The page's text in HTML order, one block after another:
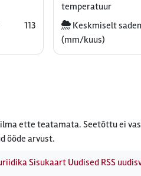
113
temperatuur
Keskmiselt
(mm/kuus)
ette teatamata. Seetõttu ei
ööde arvust.
Sisukaart Uudised RSS